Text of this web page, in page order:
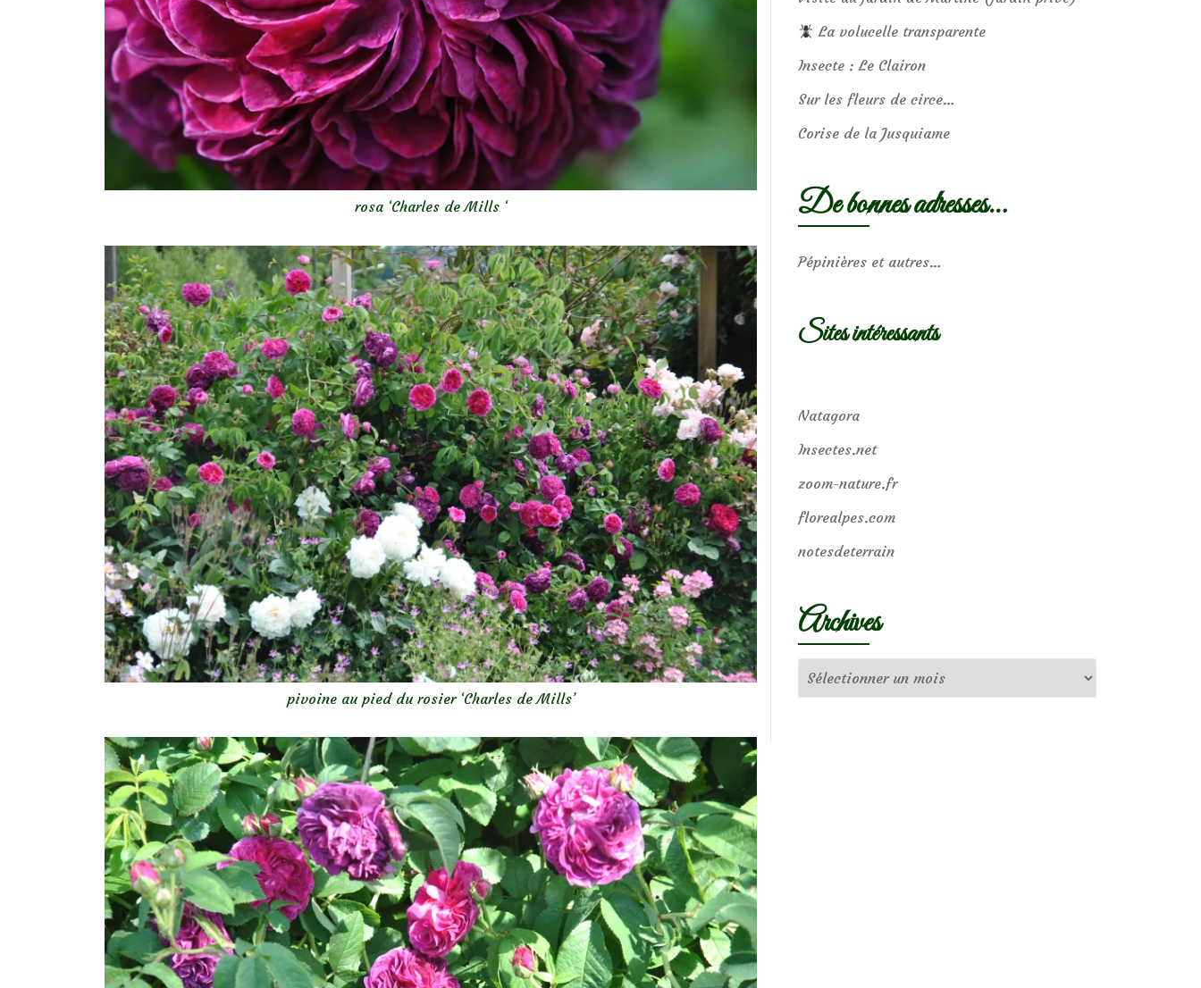
rosa ‘Charles de Mills ‘
pivoine au pied du rosier ‘Charles de Mills’
La volucelle transparente
Insecte : Le Clairon
Sur les fleurs de circe…
Corise de la Jusquiame
De bonnes adresses…
Pépinières et autres…
Sites intéressants
Natagora
Insectes.net
zoom-nature.fr
florealpes.com
notesdeterrain
Archives
Archives